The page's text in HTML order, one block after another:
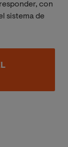
con
sistema de